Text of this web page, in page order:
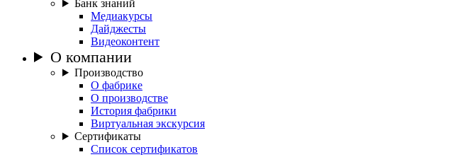
Банк знаний
Медиакурсы
Дайджесты
Видеоконтент
О компании
Производство
О фабрике
О производстве
История фабрики
Виртуальная экскурсия
Сертификаты
Список сертификатов